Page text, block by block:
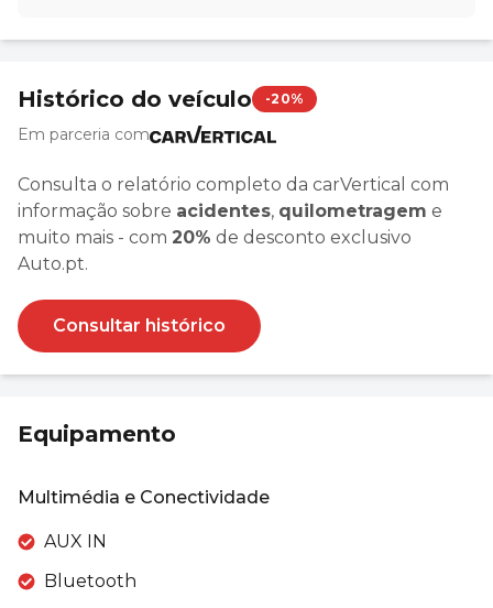
Histórico do veículo -20%
Em parceria com
Consulta o relatório completo da carVertical com
informação sobre acidentes, quilometragem e
muito mais - com 20% de desconto exclusivo
Auto.pt.
Consultar histórico
Equipamento
Multimédia e Conectividade
AUX IN
Bluetooth